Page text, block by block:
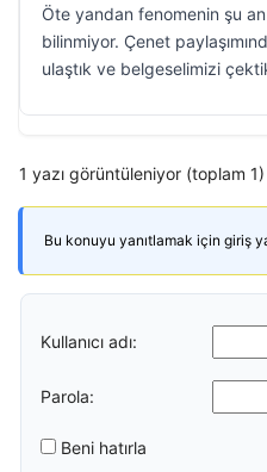
Öte yandan fenomenin şu
bilinmiyor. Çenet
ulaştık ve belgeselimizi
1 yazı görüntüleniyor (toplam 1)
Bu konuyu yanıtlamak için giriş
Kullanıcı adı:
Parola:
Beni hatırla